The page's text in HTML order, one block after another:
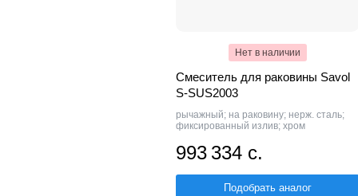
Нет в наличии
Смеситель для раковины Savol
S-SUS2003
рычажный; на раковину; нерж. сталь;
фиксированный излив; хром
993 334 с.
Подобрать аналог